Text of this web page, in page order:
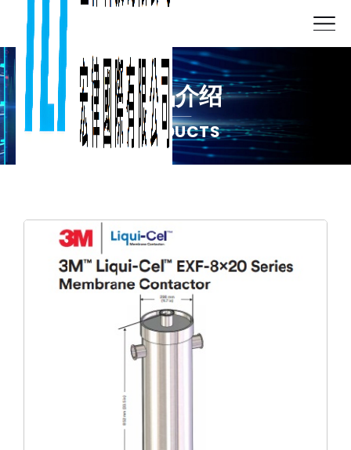
产品介绍
PRODUCTS